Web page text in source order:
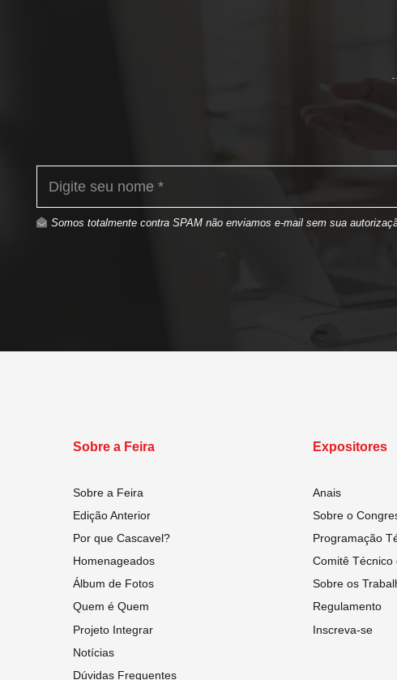
Somos totalmente contra SPAM não enviamos e-mail sem sua
Sobre a Feira
Sobre a Feira
Edição Anterior
Por que Cascavel?
Homenageados
Álbum de Fotos
Quem é Quem
Projeto Integrar
Notícias
Dúvidas Frequentes
Expositores
Anais
Sobre o
Programação
Comitê Técnico
Sobre os
Regulamento
Inscreva-se